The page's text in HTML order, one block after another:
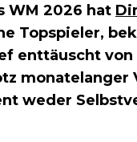
WM 2026 hat
Topspieler,
enttäuscht
monatelanger
weder